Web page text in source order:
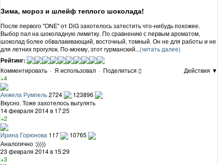
Зима, мороз и шлейф теплого шоколада!
После первого "ONE" от DiG захотелось затестить что-нибудь похожее.
Выбор пал на шоколадную лимитку. По сравнению с первым ароматом,
шоколад более обвалакивающий, восточный, томный. Он не для работы и не
для летних прогулок. По-моему, этот гурманский...(читать далее)
Рейтинг:
Комментировать · Я использовал · Поделиться
Действия ▼
+4
Анжела Румпель2724
123896
Вкусно. Тоже захотелось выгулять
14 февраля 2014 в 17:25
+2
Ирина Горюнова 117
10765
Аналогично :)))))
23 февраля 2014 в 15:29
+3